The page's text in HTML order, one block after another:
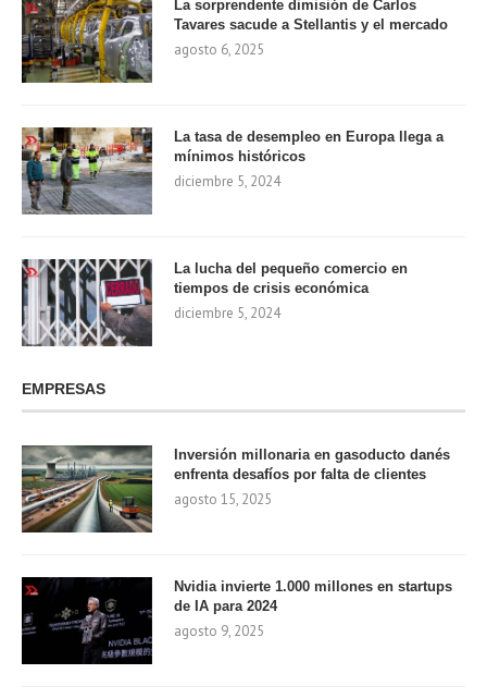
La sorprendente dimisión de Carlos
Tavares sacude a Stellantis y el mercado
agosto 6, 2025
La tasa de desempleo en Europa llega a
mínimos históricos
diciembre 5, 2024
La lucha del pequeño comercio en
tiempos de crisis económica
diciembre 5, 2024
EMPRESAS
Inversión millonaria en gasoducto danés
enfrenta desafíos por falta de clientes
agosto 15, 2025
Nvidia invierte 1.000 millones en startups
de IA para 2024
agosto 9, 2025